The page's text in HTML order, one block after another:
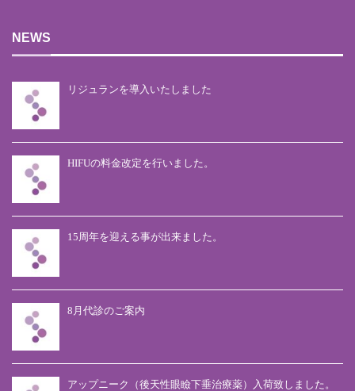
NEWS
リジュランを導入いたしました
HIFUの料金改定を行いました。
15周年を迎える事が出来ました。
8月代診のご案内
アップニーク（後天性眼瞼下垂治療薬）入荷致しました。